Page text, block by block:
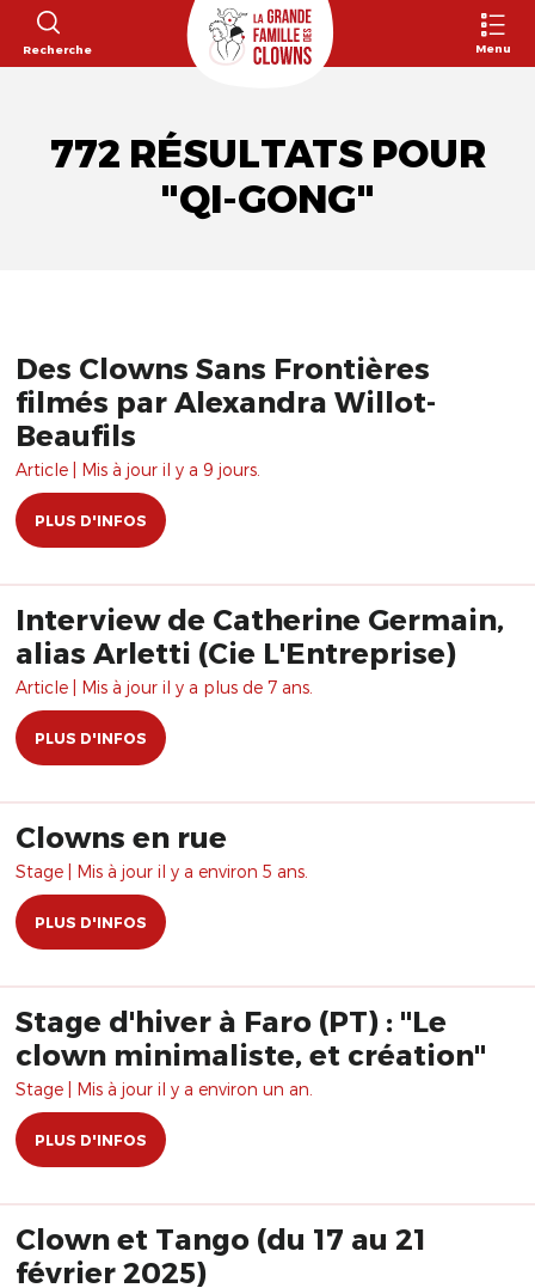
Recherche Menu
772 RÉSULTATS POUR
"QI-GONG"
Des Clowns Sans Frontières
filmés par Alexandra Willot-
Beaufils
Article | Mis à jour il y a 9 jours.
PLUS D'INFOS
Interview de Catherine Germain,
alias Arletti (Cie L'Entreprise)
Article | Mis à jour il y a plus de 7 ans.
PLUS D'INFOS
Clowns en rue
Stage | Mis à jour il y a environ 5 ans.
PLUS D'INFOS
Stage d'hiver à Faro (PT) : "Le
clown minimaliste, et création"
Stage | Mis à jour il y a environ un an.
PLUS D'INFOS
Clown et Tango (du 17 au 21
février 2025)